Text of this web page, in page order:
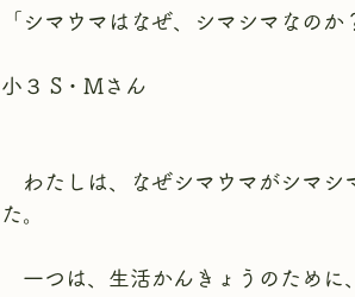
「シマウマはなぜ、シマシマなのか
小３ S・Mさん
わたしは、なぜシマウマがシマシ
た。
一つは、生活かんきょうのために